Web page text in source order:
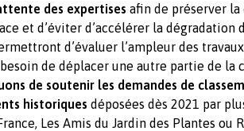
des expertises afin de préserver
et d’éviter d’accélérer la dégradation
d’évaluer l’ampleur des
de déplacer une autre partie de la
de soutenir les demandes de
historiques déposées dès 2021 par
Les Amis du Jardin des Plantes ou